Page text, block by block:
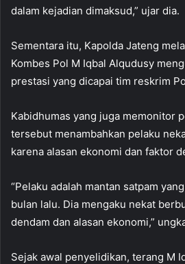
dalam kejadian dimaksud,” ujar dia.
Sementara itu, Kapolda Jateng
Kombes Pol M Iqbal Alqudusy
prestasi yang dicapai tim reskrim
Kabidhumas yang juga memonitor
tersebut menambahkan pelaku
karena alasan ekonomi dan faktor
“Pelaku adalah mantan satpam
bulan lalu. Dia mengaku nekat
dendam dan alasan ekonomi,”
Sejak awal penyelidikan, terang M